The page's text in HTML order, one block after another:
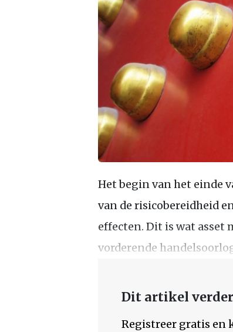
Het begin van het einde
van de risicobereidheid
effecten. Dit is wat asset
vorderende
Dit artikel
Registreer gratis en